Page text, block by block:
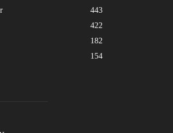
443
422
182
154